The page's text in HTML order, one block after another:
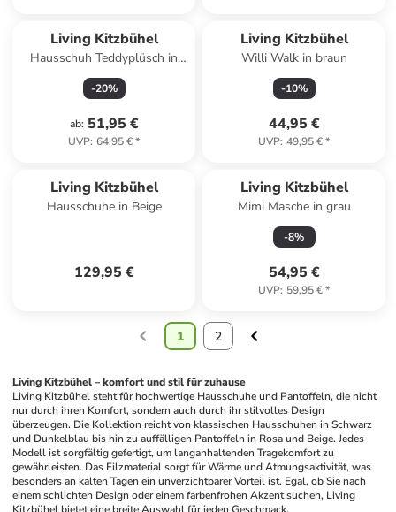
Living Kitzbühel
Hausschuh Teddyplüsch in
Camel
-20%
ab: 51,95 €
UVP: 64,95 €*
Living Kitzbühel
Willi Walk in braun
-10%
44,95 €
UVP: 49,95 €*
Living Kitzbühel
Hausschuhe in Beige
129,95 €
Living Kitzbühel
Mimi Masche in grau
-8%
54,95 €
UVP: 59,95 €*
1 2
Living Kitzbühel – komfort und stil für zuhause
Living Kitzbühel steht für hochwertige Hausschuhe und Pantoffeln, die nicht
nur durch ihren Komfort, sondern auch durch ihr stilvolles Design
überzeugen. Die Kollektion reicht von klassischen Hausschuhen in Schwarz
und Dunkelblau bis hin zu auffälligen Pantoffeln in Rosa und Beige. Jedes
Modell ist sorgfältig gefertigt, um langanhaltenden Tragekomfort zu
gewährleisten. Das Filzmaterial sorgt für Wärme und Atmungsaktivität, was
besonders an kalten Tagen ein unverzichtbarer Vorteil ist. Egal, ob Sie nach
einem schlichten Design oder einem farbenfrohen Akzent suchen, Living